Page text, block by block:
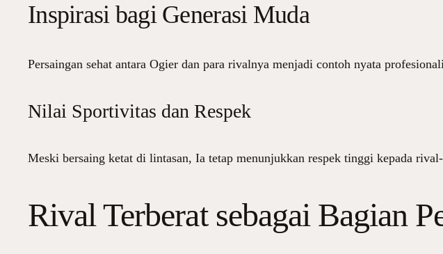
Inspirasi bagi Generasi Muda
Persaingan sehat antara Ogier dan para rivalnya menjadi contoh nyata
Nilai Sportivitas dan Respek
Meski bersaing ketat di lintasan, Ia tetap menunjukkan respek tinggi kepada
Rival Terberat sebagai Bagian